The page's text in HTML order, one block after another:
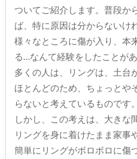
ついてご紹介します。普段か
ば、特に原因は分からないけ
様々なところに傷が入り、本
る…なんて経験をしたことが
多くの人は、リングは、土台
ほとんどのため、ちょっとや
らないと考えているものです。
しかし、この考えは、大きな
リングを身に着けたまま家事
簡単にリングがボロボロに傷